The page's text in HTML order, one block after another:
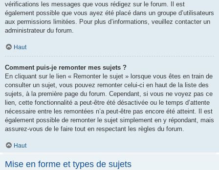
vérifications les messages que vous rédigez sur le forum. Il est
également possible que vous ayez été placé dans un groupe d’utilisateurs
aux permissions limitées. Pour plus d’informations, veuillez contacter un
administrateur du forum.
Haut
Comment puis-je remonter mes sujets ?
En cliquant sur le lien « Remonter le sujet » lorsque vous êtes en train de
consulter un sujet, vous pouvez remonter celui-ci en haut de la liste des
sujets, à la première page du forum. Cependant, si vous ne voyez pas ce
lien, cette fonctionnalité a peut-être été désactivée ou le temps d’attente
nécessaire entre les remontées n’a peut-être pas encore été atteint. Il est
également possible de remonter le sujet simplement en y répondant, mais
assurez-vous de le faire tout en respectant les règles du forum.
Haut
Mise en forme et types de sujets